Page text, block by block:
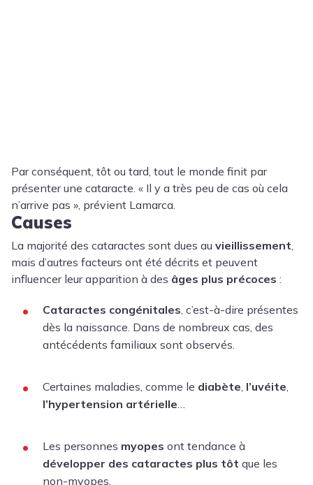
Par conséquent, tôt ou tard, tout le monde finit par
présenter une cataracte. « Il y a très peu de cas où cela
n’arrive pas », prévient Lamarca.
Causes
La majorité des cataractes sont dues au vieillissement,
mais d’autres facteurs ont été décrits et peuvent
influencer leur apparition à des âges plus précoces :
Cataractes congénitales, c’est-à-dire présentes
dès la naissance. Dans de nombreux cas, des
antécédents familiaux sont observés.
Certaines maladies, comme le diabète, l’uvéite,
l’hypertension artérielle…
Les personnes myopes ont tendance à
développer des cataractes plus tôt que les
non-myopes.